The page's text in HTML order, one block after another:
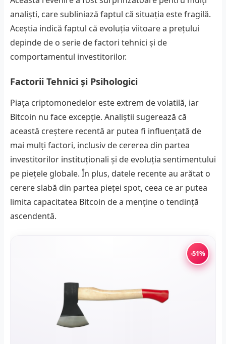
analiști, care subliniază faptul că situația este fragilă.
Aceștia indică faptul că evoluția viitoare a prețului
depinde de o serie de factori tehnici și de
comportamentul investitorilor.
Factorii Tehnici și Psihologici
Piața criptomonedelor este extrem de volatilă, iar
Bitcoin nu face excepție. Analiștii sugerează că
această creștere recentă ar putea fi influențată de
mai mulți factori, inclusiv de cererea din partea
investitorilor instituționali și de evoluția sentimentului
pe piețele globale. În plus, datele recente au arătat o
cerere slabă din partea pieței spot, ceea ce ar putea
limita capacitatea Bitcoin de a menține o tendință
ascendentă.
-51%